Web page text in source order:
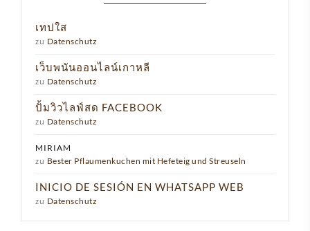
เทปใส
zu Datenschutz
เว็บพนันออนไลน์เกาหลี
zu Datenschutz
ปั้มวิวไลฟ์สด FACEBOOK
zu Datenschutz
MIRIAM
zu Bester Pflaumenkuchen mit Hefeteig und Streuseln
INICIO DE SESIÓN EN WHATSAPP WEB
zu Datenschutz